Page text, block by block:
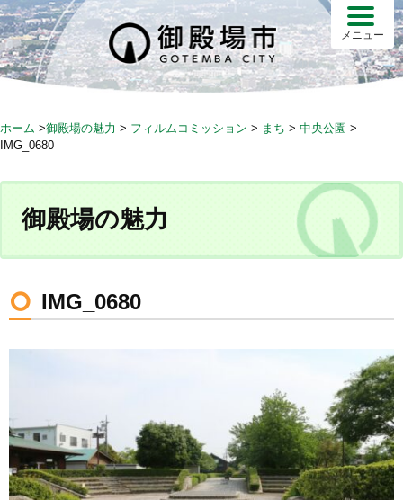
S
k
i
p
c
n
メニュー
ホーム >御殿場の魅力 > フィルムコミッション > まち > 中央公園 >
IMG_0680
御殿場の魅力
IMG_0680